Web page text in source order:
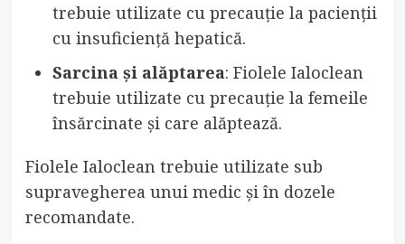
trebuie utilizate cu precauție la pacienții
cu insuficiență hepatică.
Sarcina și alăptarea: Fiolele Ialoclean
trebuie utilizate cu precauție la femeile
însărcinate și care alăptează.
Fiolele Ialoclean trebuie utilizate sub
supravegherea unui medic și în dozele
recomandate.